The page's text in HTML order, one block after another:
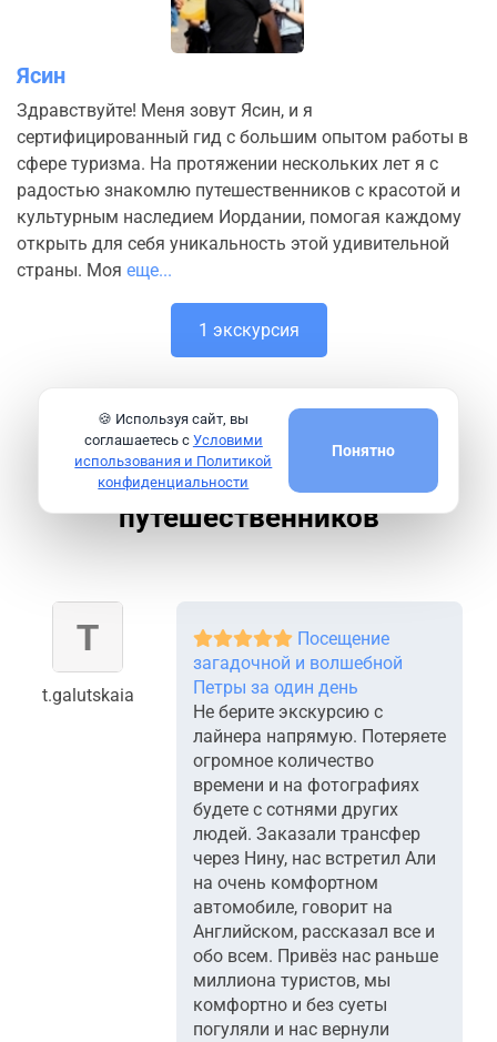
Ясин
Здравствуйте! Меня зовут Ясин, и я
сертифицированный гид с большим опытом работы в
сфере туризма. На протяжении нескольких лет я с
радостью знакомлю путешественников с красотой и
культурным наследием Иордании, помогая каждому
открыть для себя уникальность этой удивительной
страны. Моя еще...
1 экскурсия
Отзывы
путешественников
t.galutskaia
Посещение
загадочной и волшебной
Петры за один день
Не берите экскурсию с
лайнера напрямую. Потеряете
огромное количество
времени и на фотографиях
будете с сотнями других
людей. Заказали трансфер
через Нину, нас встретил Али
на очень комфортном
автомобиле, говорит на
Английском, рассказал все и
обо всем. Привёз нас раньше
миллиона туристов, мы
комфортно и без суеты
погуляли и нас вернули
🍪 Используя сайт, вы
соглашаетесь с Условими
использования и Политикой
конфиденциальности
Понятно